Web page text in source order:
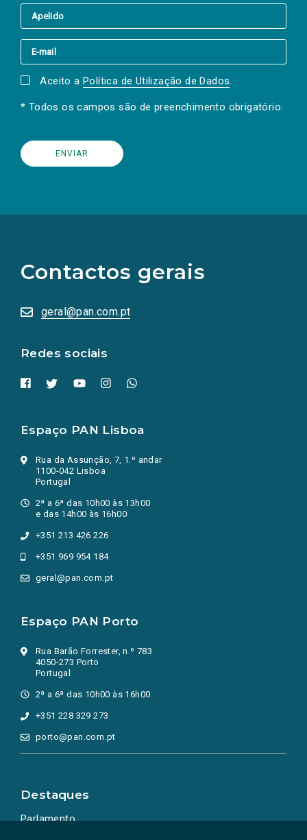
Aceito a Política de Utilização de Dados.
* Todos os campos são de preenchimento obrigatório.
Contactos gerais
geral@pan.com.pt
Redes sociais
redes
sociais
numa
nova
Espaço PAN Lisboa
Rua da Assunção, 7, 1.º andar
1100-042 Lisboa
Portugal
2ª a 6ª das 10h00 às 13h00
e das 14h00 às 16h00
+351 213 426 226
+351 969 954 184
geral@pan.com.pt
Espaço PAN Porto
Rua Barão Forrester, n.º 783
4050-273 Porto
Portugal
2ª a 6ª das 10h00 às 16h00
+351 228 329 273
porto@pan.com.pt
Destaques
Parlamento